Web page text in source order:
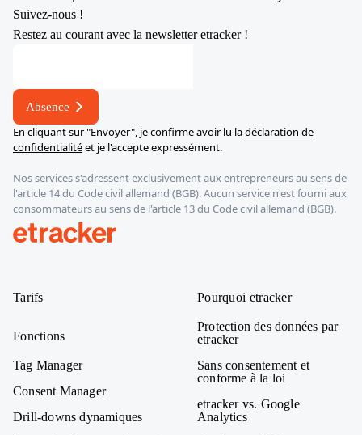
Suivez-nous !
Restez au courant avec la newsletter etracker !
Adresse
Absence
En cliquant sur "Envoyer", je confirme avoir lu ladéclaration de
confidentialitéet je l'accepte expressément.
Nos services s'adressent exclusivement aux entrepreneurs au sens de
l'article 14 du Code civil allemand (BGB). Aucun service n'est fourni aux
consommateurs au sens de l'article 13 du Code civil allemand (BGB).
Tarifs
Fonctions
Tag Manager
Consent Manager
Drill-downs dynamiques
Pourquoi etracker
Protection des données par
etracker
Sans consentement et
conforme à la loi
etracker vs. Google
Analytics